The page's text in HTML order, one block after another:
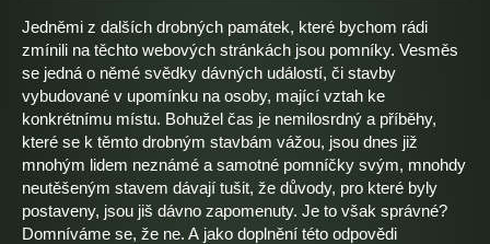
Jedněmi z dalších drobných památek, které bychom rádi
zmínili na těchto webových stránkách jsou pomníky. Vesměs
se jedná o němé svědky dávných událostí, či stavby
vybudované v upomínku na osoby, mající vztah ke
konkrétnímu místu. Bohužel čas je nemilosrdný a příběhy,
které se k těmto drobným stavbám vážou, jsou dnes již
mnohým lidem neznámé a samotné pomníčky svým, mnohdy
neutěšeným stavem dávají tušit, že důvody, pro které byly
postaveny, jsou jiš dávno zapomenuty. Je to však správné?
Domníváme se, že ne. A jako doplnění této odpovědi